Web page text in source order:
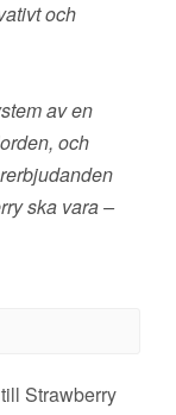
och
av en
och
ska vara –
Strawberry